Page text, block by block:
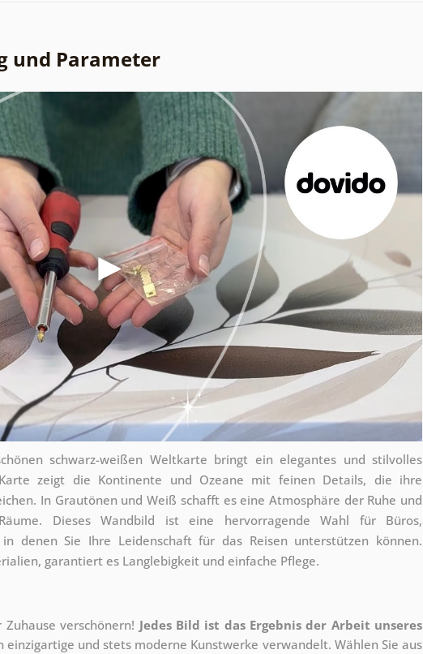
und Parameter
schwarz-weißen Weltkarte bringt ein elegantes und stilvolles
zeigt die Kontinente und Ozeane mit feinen Details, die ihre
In Grautönen und Weiß schafft es eine Atmosphäre der Ruhe und
Dieses Wandbild ist eine hervorragende Wahl für Büros,
denen Sie Ihre Leidenschaft für das Reisen unterstützen können.
garantiert es Langlebigkeit und einfache Pflege.
verschönern! Jedes Bild ist das Ergebnis der Arbeit unseres
einzigartige und stets moderne Kunstwerke verwandelt. Wählen Sie aus